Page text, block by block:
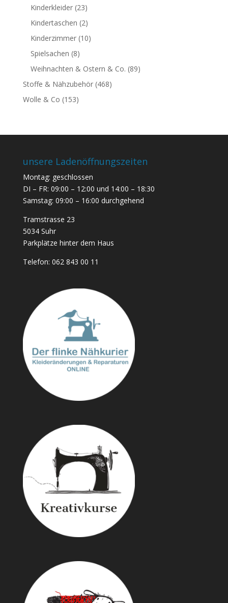
Kinderkleider (23)
Kindertaschen (2)
Kinderzimmer (10)
Spielsachen (8)
Weihnachten & Ostern & Co. (89)
Stoffe & Nähzubehör (468)
Wolle & Co (153)
unsere Ladenöffnungszeiten
Montag: geschlossen
DI – FR: 09:00 – 12:00 und 14:00 – 18:30
Samstag: 09:00 – 16:00 durchgehend
Tramstrasse 23
5034 Suhr
Parkplätze hinter dem Haus
Telefon: 062 843 00 11